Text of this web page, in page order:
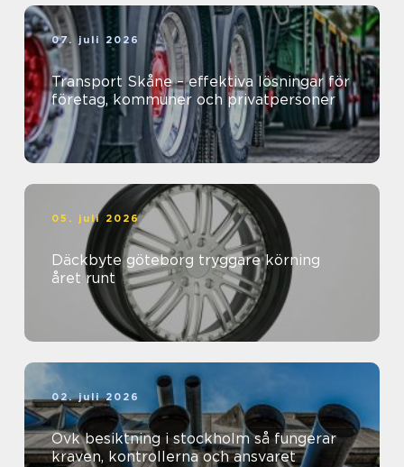
07. juli 2026
Transport Skåne – effektiva lösningar för
företag, kommuner och privatpersoner
05. juli 2026
Däckbyte göteborg tryggare körning
året runt
02. juli 2026
Ovk besiktning i stockholm så fungerar
kraven, kontrollerna och ansvaret